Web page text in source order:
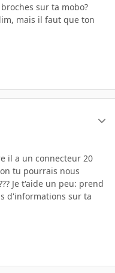
sur ta mobo?
mais il faut que ton
il a un connecteur 20
tu pourrais nous
Je t'aide un peu: prend
d'informations sur ta